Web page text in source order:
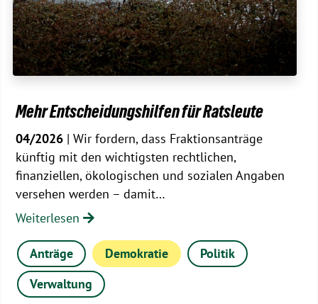
Mehr Entscheidungshilfen für Ratsleute
04/2026 | Wir fordern, dass Fraktionsanträge
künftig mit den wichtigsten rechtlichen,
finanziellen, ökologischen und sozialen Angaben
versehen werden – damit…
Weiterlesen
Anträge Demokratie
Politik
Verwaltung